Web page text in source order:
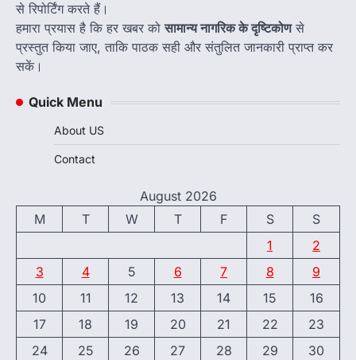
से रिपोर्टिंग करते हैं।
हमारा प्रयास है कि हर खबर कोसामान्य नागरिक के दृष्टिकोणसे
प्रस्तुत किया जाए, ताकि पाठक सही और संतुलित जानकारी प्राप्त कर
सकें।
Quick Menu
About US
Contact
August 2026
M
T W T F S
S
1
2
3
4 5 6 7 8
9
10
11 12 13 14 15
16
17
18 19 20 21 22
23
24
25 26 27 28 29
30